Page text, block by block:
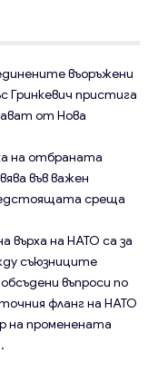
въоръжени
Гринкевич пристига
от Нова
на отбраната
във важен
среща
върха на НАТО са за
съюзниците
въпроси по
фланг на НАТО
на променената